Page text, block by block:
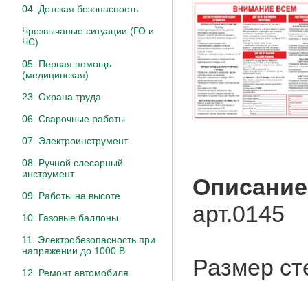
04. Детская безопасность
Чрезвычаные ситуации (ГО и
ЧС)
05. Первая помощь
(медицинская)
23. Охрана труда
06. Сварочные работы
07. Электроинструмент
08. Ручной слесарный
инструмент
09. Работы на высоте
10. Газовые баллоны
11. Электробезопасность при
напряжении до 1000 В
12. Ремонт автомобиля
арт.0145
Размер